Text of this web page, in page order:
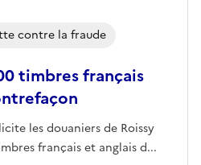
contre la fraude
timbres français
les douaniers de Roissy
français et anglais d...